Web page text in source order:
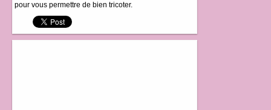
pour vous permettre de bien tricoter.